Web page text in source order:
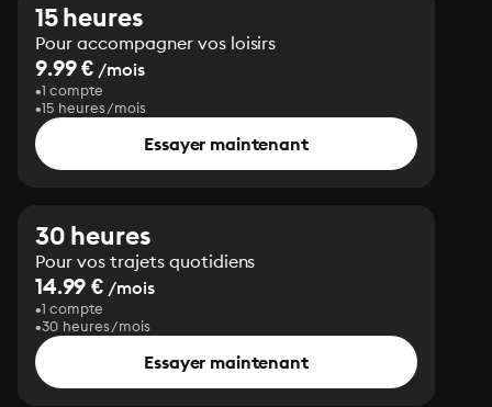
15 heures
Pour accompagner vos loisirs
9.99 € /mois
1 compte
15 heures/mois
Essayer maintenant
30 heures
Pour vos trajets quotidiens
14.99 € /mois
1 compte
30 heures/mois
Essayer maintenant